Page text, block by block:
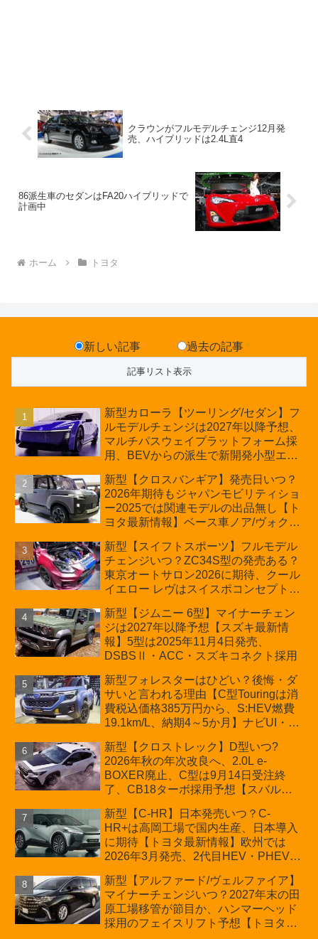
クラウンがフルモデルチェンジ12月発
売、ハイブリッドは2.4L直4
86派生車のセダンはFA20ハイブリッドで
計画中
ホーム トヨタ
新しい記事 過去の記事
新型カローラ【ツーリング/セダン】フ
ルモデルチェンジは2027年以降予想、
マルチパスウェイプラットフォーム採
用、BEVからの派生で新開発小型エン
の採用は無しか【トヨタ最新情報】60
周年記念車発売
新型【クロスバンギア】発売日いつ？
2026年期待もジャパンモビリティショ
ー2025では関連モデルの出品無し【ト
ヨタ最新情報】ベース車ノア/ヴォクシ
ほか「コア」と「ツール」、デリカ
D:5対抗のクロスオーバーSUVミニバ
ン
新型【スイフトスポーツ】フルモデル
チェンジいつ？ZC34S型の発売ある？
東京オートサロン2026に期待、クール
イエロー レヴはスイスポコンセプト
プが争点【スズキ最新情報】特別仕様
車「ZC33S Final Edition」終了
新型【ジムニー 6型】マイナーチェン
ジは2027年以降予想【スズキ最新情
報】5型は2025年11月4日発売、
DSBSⅡ・ACC・スズキコネクト採用
新型フォレスターはひどい？後悔・ダ
サいと言われる理由【C型Touringは消
費税込価格385万円から、S:HEV燃費
19.1km/L、納期4～5か月】ナビUI・冬
カーオブザイヤーとJNCAP大賞受賞後
も残る注意点
新型【クロストレック】D型いつ?
2026年秋の年次改良へ、2.0L e-
BOXER廃止、C型は9月14日受注終
了、CB18ターボ採用予想【スバル最
新型【C-HR】日本発売いつ？C-
HR+は高岡工場で国内生産、日本導入
に期待【トヨタ最新情報】欧州では
2026年3月発売、2代目HEV・PHEVは
新型【アルファード/ヴェルファイア】
マイナーチェンジいつ？2027年末の田
原工場移管が節目か、ハンマーヘッド
採用のフェイスリフト予想【トヨタ最